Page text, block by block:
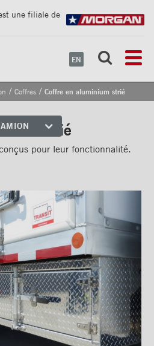
une filiale de
EN
/ Coffres/ Coffre en aluminium strié
strié
pour leur fonctionnalité.